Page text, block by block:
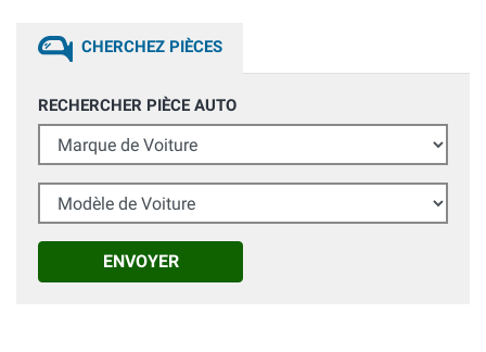
CHERCHEZ PIÈCES
RECHERCHER PIÈCE AUTO
Marque de Voiture
Modèle de Voiture
ENVOYER